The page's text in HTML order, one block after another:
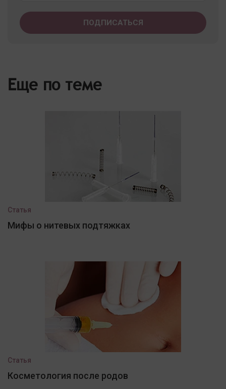
Еще по теме
Статья
Мифы о нитевых подтяжках
Статья
Косметология после родов